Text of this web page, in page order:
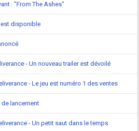
: "From The Ashes"
disponible
- Un nouveau trailer est dévoilé
- Le jeu est numéro 1 des ventes
de lancement
- Un petit saut dans le temps